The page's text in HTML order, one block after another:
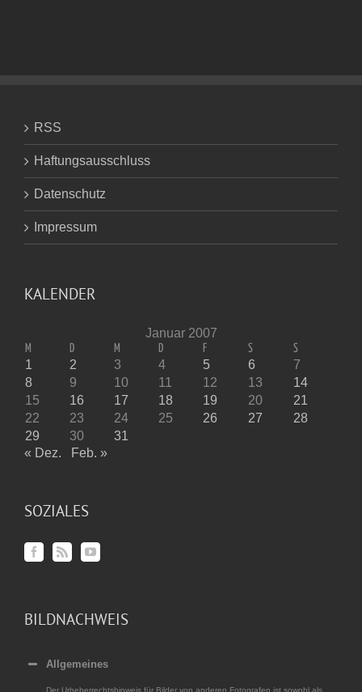
RSS
Haftungsausschluss
Datenschutz
Impressum
KALENDER
Januar 2007
M D M D F S S
1 2 3 4 5 6
7
8
9 10 11 12 13
14
15
16 17 18 19 20
21
22
23 24 25 26 27
28
29
30
31
« Dez.
Feb. »
SOZIALES
BILDNACHWEIS
Allgemeines
Der Urheberrechtshinweis für Bilder von anderen Fotografen ist sowohl als